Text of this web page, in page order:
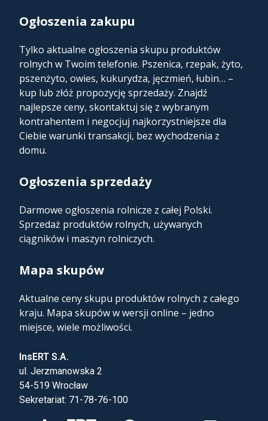
Ogłoszenia zakupu
Tylko aktualne ogłoszenia skupu produktów
rolnych w Twoim telefonie. Pszenica, rzepak, żyto,
pszenżyto, owies, kukurydza, jęczmień, łubin… –
kup lub złóż propozycję sprzedaży. Znajdź
najlepsze ceny, skontaktuj się z wybranym
kontrahentem i negocjuj najkorzystniejsze dla
Ciebie warunki transakcji, bez wychodzenia z
domu.
Ogłoszenia sprzedaży
Darmowe ogłoszenia rolnicze z całej Polski.
Sprzedaż produktów rolnych, używanych
ciągników i maszyn rolniczych.
Mapa skupów​
Aktualne ceny skupu produktów rolnych z całego
kraju. Mapa skupów w wersji online – jedno
miejsce, wiele możliwości.
InsERT S.A.
ul. Jerzmanowska 2
54-519 Wrocław
Sekretariat: 71-78-76-100